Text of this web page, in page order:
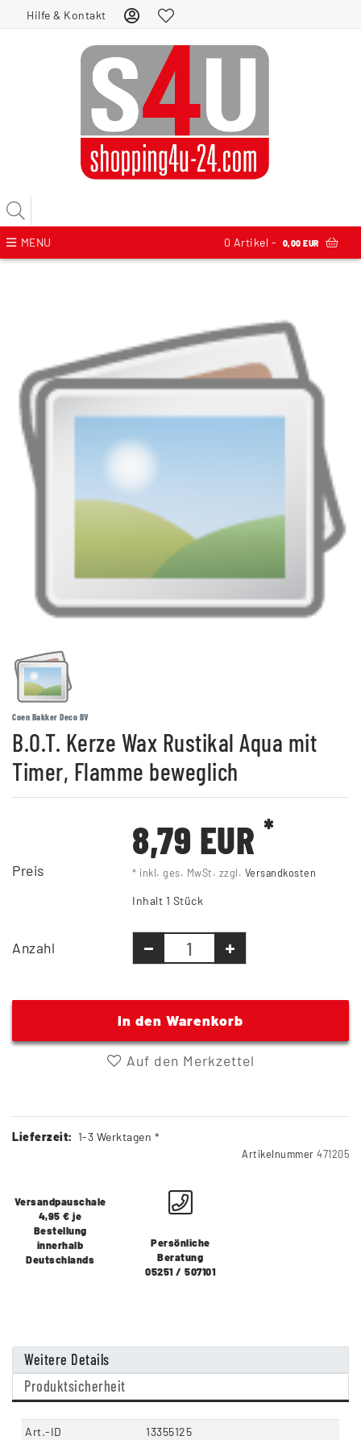
Hilfe & Kontakt
MENU 0 Artikel - 0,00 EUR
Coen Bakker Deco BV
B.O.T. Kerze Wax Rustikal Aqua mit
Timer, Flamme beweglich
Preis
8,79 EUR *
* inkl. ges. MwSt. zzgl. Versandkosten
Inhalt 1 Stück
Anzahl
In den Warenkorb
Auf den Merkzettel
Lieferzeit: 1-3 Werktagen *
Artikelnummer 471205
Versandpauschale
4,95 € je
Bestellung
innerhalb
Deutschlands
Persönliche
Beratung
05251 / 507101
Weitere Details
Produktsicherheit
Art.-ID
13355125